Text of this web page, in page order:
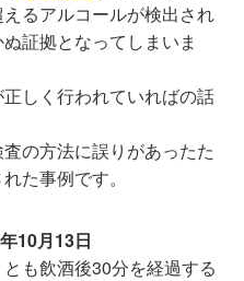
るアルコールが検出され
証拠となってしまいま
正しく行われていればの話
の方法に誤りがあったた
た事例です。
10月13日
も飲酒後30分を経過する